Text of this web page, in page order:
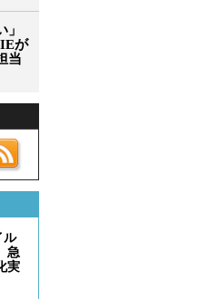
」
が
当
ル
急
実